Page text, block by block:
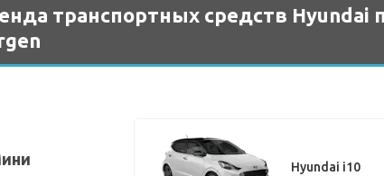
транспортных средств Hyundai
Hyundai i10